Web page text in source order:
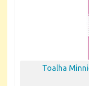
Toalha